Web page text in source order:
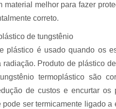
material melhor para fazer
correto.
de tungstênio
plástico é usado quando os
radiação. Produto de plástico
termoplástico são
de custos e encurtar
pode ser termicamente ligado